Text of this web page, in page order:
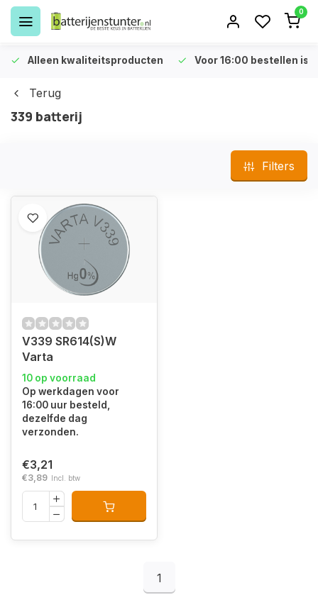
0
Alleen kwaliteitsproducten Voor 16:00 bestellen is
Terug
339 batterij
Filters
V339 SR614(S)W
Varta
10 op voorraad
Op werkdagen voor
16:00 uur besteld,
dezelfde dag
verzonden.
€3,21
€3,89 Incl. btw
1